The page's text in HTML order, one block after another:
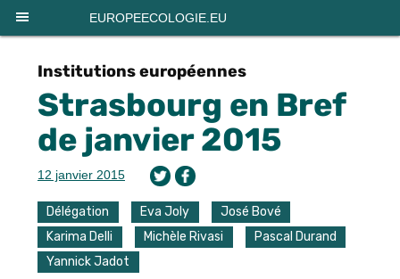
EUROPEECOLOGIE.EU
Institutions européennes
Strasbourg en Bref
de janvier 2015
12 janvier 2015
Délégation Eva Joly
José Bové
Karima Delli
Michèle Rivasi
Pascal Durand
Yannick Jadot